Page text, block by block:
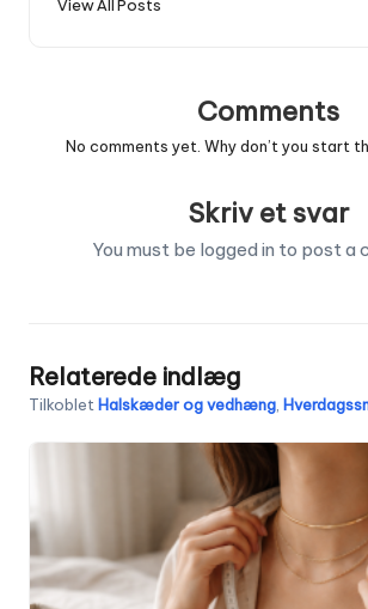
View All Posts
Comments
No comments yet. Why don’t you start
Skriv et svar
You must be logged in to post a
Relaterede indlæg
Tilkoblet Halskæder og vedhæng